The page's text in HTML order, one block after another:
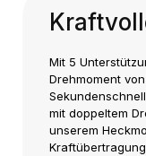
Mit 5
Drehmoment
mit doppeltem
unserem